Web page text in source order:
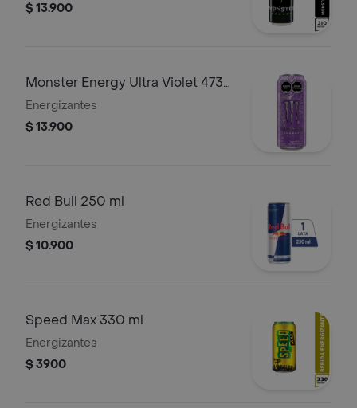
$ 13.900
Monster Energy Ultra Violet 473
ml
Energizantes
$ 13.900
Red Bull 250 ml
Energizantes
$ 10.900
Speed Max 330 ml
Energizantes
$ 3900